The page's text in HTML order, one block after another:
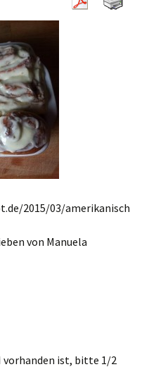
2015/03/amerikanisch
von Manuela
vorhanden ist, bitte 1/2